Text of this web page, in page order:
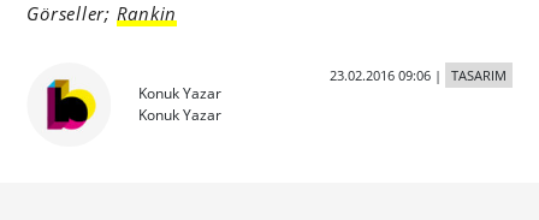
Görseller; Rankin
Konuk Yazar
Konuk Yazar
23.02.2016 09:06| TASARIM